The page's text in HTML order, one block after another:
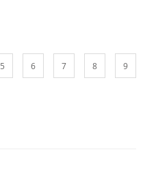
5 6 7 8 9